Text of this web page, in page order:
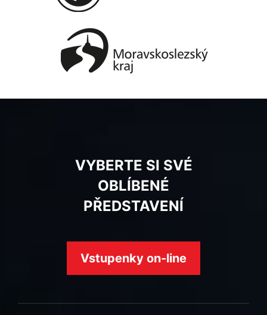
VYBERTE SI SVÉ
OBLÍBENÉ
PŘEDSTAVENÍ
Vstupenky on-line